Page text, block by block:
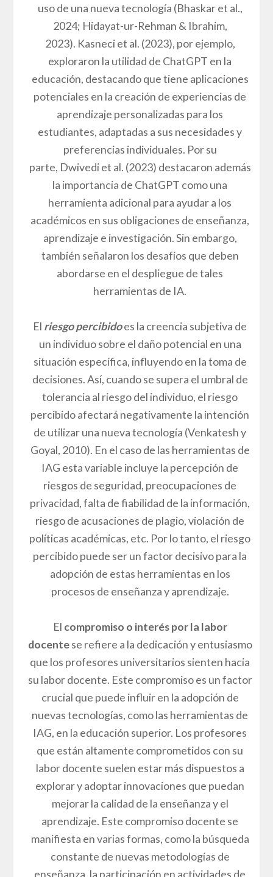
uso de una nueva tecnología (Bhaskar et al.,
2024; Hidayat-ur-Rehman & Ibrahim,
2023). Kasneci et al. (2023), por ejemplo,
exploraron la utilidad de ChatGPT en la
educación, destacando que tiene aplicaciones
potenciales en la creación de experiencias de
aprendizaje personalizadas para los
estudiantes, adaptadas a sus necesidades y
preferencias individuales. Por su
parte, Dwivedi et al. (2023) destacaron además
la importancia de ChatGPT como una
herramienta adicional para ayudar a los
académicos en sus obligaciones de enseñanza,
aprendizaje e investigación. Sin embargo,
también señalaron los desafíos que deben
abordarse en el despliegue de tales
herramientas de IA.
El riesgo percibidoes la creencia subjetiva de
un individuo sobre el daño potencial en una
situación específica, influyendo en la toma de
decisiones. Así, cuando se supera el umbral de
tolerancia al riesgo del individuo, el riesgo
percibido afectará negativamente la intención
de utilizar una nueva tecnología (Venkatesh y
Goyal, 2010). En el caso de las herramientas de
IAG esta variable incluye la percepción de
riesgos de seguridad, preocupaciones de
privacidad, falta de fiabilidad de la información,
riesgo de acusaciones de plagio, violación de
políticas académicas, etc. Por lo tanto, el riesgo
percibido puede ser un factor decisivo para la
adopción de estas herramientas en los
procesos de enseñanza y aprendizaje.
El compromiso o interés por la labor
docentese refiere a la dedicación y entusiasmo
que los profesores universitarios sienten hacia
su labor docente. Este compromiso es un factor
crucial que puede influir en la adopción de
nuevas tecnologías, como las herramientas de
IAG, en la educación superior. Los profesores
que están altamente comprometidos con su
labor docente suelen estar más dispuestos a
explorar y adoptar innovaciones que puedan
mejorar la calidad de la enseñanza y el
aprendizaje. Este compromiso docente se
manifiesta en varias formas, como la búsqueda
constante de nuevas metodologías de
enseñanza, la participación en actividades de